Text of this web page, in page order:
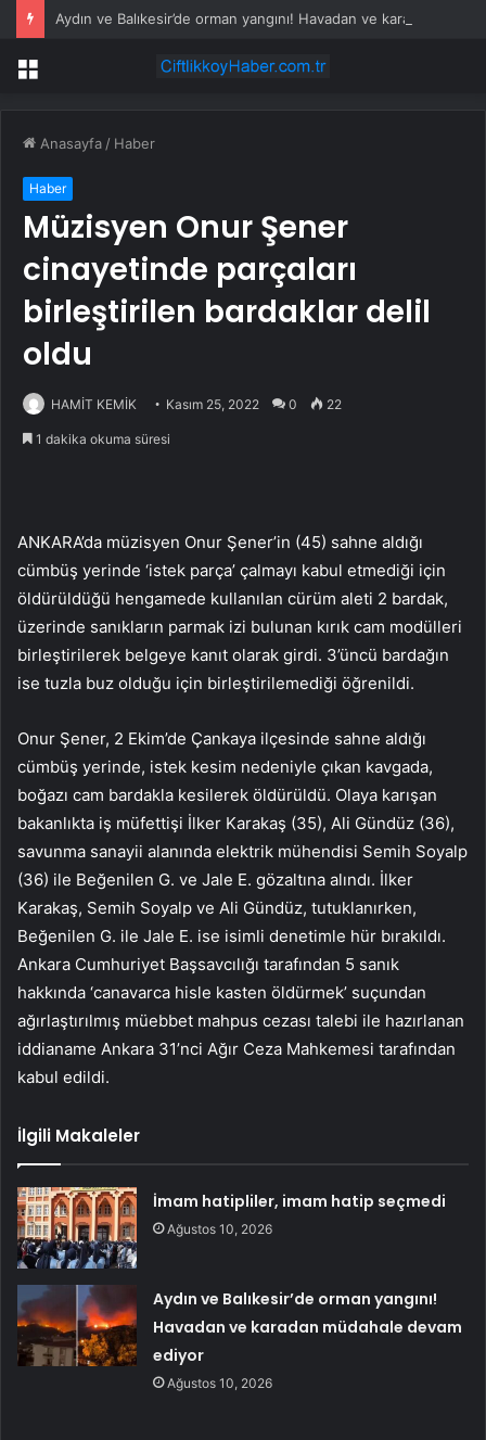
Menü
Anasayfa / Haber
Haber
Müzisyen Onur Şener
cinayetinde parçaları
birleştirilen bardaklar delil
oldu
HAMİT KEMİK Kasım 25, 2022 0 22
1 dakika okuma süresi
ANKARA’da müzisyen Onur Şener’in (45) sahne aldığı
cümbüş yerinde ‘istek parça’ çalmayı kabul etmediği için
öldürüldüğü hengamede kullanılan cürüm aleti 2 bardak,
üzerinde sanıkların parmak izi bulunan kırık cam modülleri
birleştirilerek belgeye kanıt olarak girdi. 3’üncü bardağın
ise tuzla buz olduğu için birleştirilemediği öğrenildi.
Onur Şener, 2 Ekim’de Çankaya ilçesinde sahne aldığı
cümbüş yerinde, istek kesim nedeniyle çıkan kavgada,
boğazı cam bardakla kesilerek öldürüldü. Olaya karışan
bakanlıkta iş müfettişi İlker Karakaş (35), Ali Gündüz (36),
savunma sanayii alanında elektrik mühendisi Semih Soyalp
(36) ile Beğenilen G. ve Jale E. gözaltına alındı. İlker
Karakaş, Semih Soyalp ve Ali Gündüz, tutuklanırken,
Beğenilen G. ile Jale E. ise isimli denetimle hür bırakıldı.
Ankara Cumhuriyet Başsavcılığı tarafından 5 sanık
hakkında ‘canavarca hisle kasten öldürmek’ suçundan
ağırlaştırılmış müebbet mahpus cezası talebi ile hazırlanan
iddianame Ankara 31’nci Ağır Ceza Mahkemesi tarafından
kabul edildi.
İlgili Makaleler
İmam hatipliler, imam hatip seçmedi
Ağustos 10, 2026
Aydın ve Balıkesir’de orman yangını!
Havadan ve karadan müdahale devam
ediyor
Ağustos 10, 2026